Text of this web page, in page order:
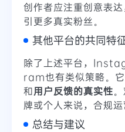
创作者应注重创意表
引更多真实粉丝。
其他平台的共同特
除了上述平台，
ram也有类似策略。
和用户反馈的真实性
牌或个人来说，合规运
总结与建议